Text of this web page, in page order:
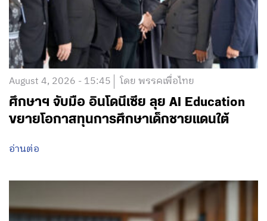
August 4, 2026 - 15:45 โดย พรรคเพื่อไทย
ศึกษาฯ จับมือ อินโดนีเซีย ลุย AI Education
ขยายโอกาสทุนการศึกษาเด็กชายแดนใต้
อ่านต่อ